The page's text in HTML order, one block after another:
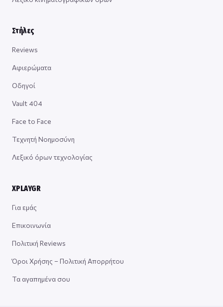
Στήλες
Reviews
Αφιερώματα
Οδηγοί
Vault 404
Face to Face
Τεχνητή Νοημοσύνη
Λεξικό όρων τεχνολογίας
XPLAYGR
Για εμάς
Επικοινωνία
Πολιτική Reviews
Όροι Χρήσης – Πολιτική Απορρήτου
Τα αγαπημένα σου